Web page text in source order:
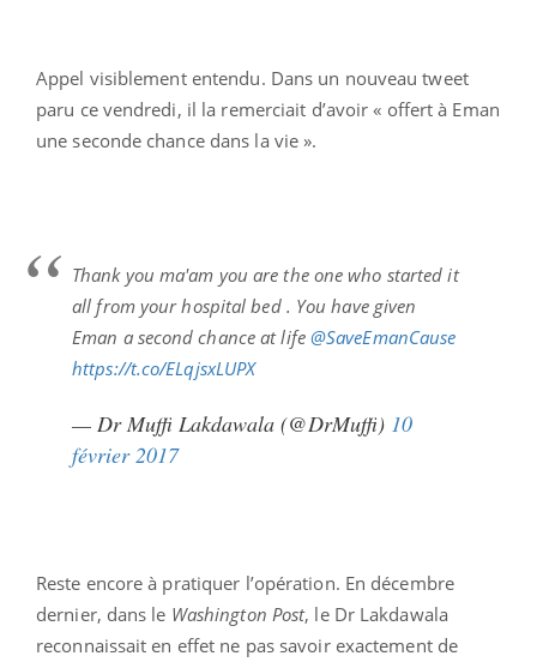
Appel visiblement entendu. Dans un nouveau tweet
paru ce vendredi, il la remerciait d’avoir « offert à Eman
une seconde chance dans la vie ».
Thank you ma'am you are the one who started it
all from your hospital bed . You have given
Eman a second chance at life @SaveEmanCause
https://t.co/ELqjsxLUPX
— Dr Muffi Lakdawala (@DrMuffi) 10
février 2017
Reste encore à pratiquer l’opération. En décembre
dernier, dans le Washington Post, le Dr Lakdawala
reconnaissait en effet ne pas savoir exactement de